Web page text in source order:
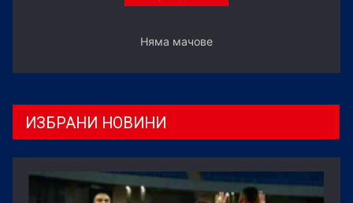
Няма мачове
ИЗБРАНИ НОВИНИ